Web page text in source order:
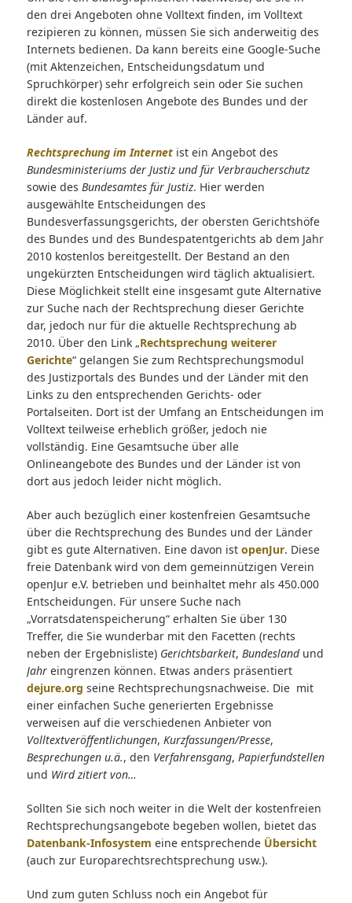
den drei Angeboten ohne Volltext finden, im Volltext
rezipieren zu können, müssen Sie sich anderweitig des
Internets bedienen. Da kann bereits eine Google-Suche
(mit Aktenzeichen, Entscheidungsdatum und
Spruchkörper) sehr erfolgreich sein oder Sie suchen
direkt die kostenlosen Angebote des Bundes und der
Länder auf.
Rechtsprechung im Internetist ein Angebot des
Bundesministeriums der Justiz und für Verbraucherschutz
sowie des Bundesamtes für Justiz. Hier werden
ausgewählte Entscheidungen des
Bundesverfassungsgerichts, der obersten Gerichtshöfe
des Bundes und des Bundespatentgerichts ab dem Jahr
2010 kostenlos bereitgestellt. Der Bestand an den
ungekürzten Entscheidungen wird täglich aktualisiert.
Diese Möglichkeit stellt eine insgesamt gute Alternative
zur Suche nach der Rechtsprechung dieser Gerichte
dar, jedoch nur für die aktuelle Rechtsprechung ab
2010. Über den Link „Rechtsprechung weiterer
Gerichte“ gelangen Sie zum Rechtsprechungsmodul
des Justizportals des Bundes und der Länder mit den
Links zu den entsprechenden Gerichts- oder
Portalseiten. Dort ist der Umfang an Entscheidungen im
Volltext teilweise erheblich größer, jedoch nie
vollständig. Eine Gesamtsuche über alle
Onlineangebote des Bundes und der Länder ist von
dort aus jedoch leider nicht möglich.
Aber auch bezüglich einer kostenfreien Gesamtsuche
über die Rechtsprechung des Bundes und der Länder
gibt es gute Alternativen. Eine davon ist openJur. Diese
freie Datenbank wird von dem gemeinnützigen Verein
openJur e.V. betrieben und beinhaltet mehr als 450.000
Entscheidungen. Für unsere Suche nach
„Vorratsdatenspeicherung“ erhalten Sie über 130
Treffer, die Sie wunderbar mit den Facetten (rechts
neben der Ergebnisliste) Gerichtsbarkeit, Bundeslandund
Jahreingrenzen können. Etwas anders präsentiert
dejure.org seine Rechtsprechungsnachweise. Die mit
einer einfachen Suche generierten Ergebnisse
verweisen auf die verschiedenen Anbieter von
Volltextveröffentlichungen, Kurzfassungen/Presse,
Besprechungen u.ä., den Verfahrensgang, Papierfundstellen
und Wird zitiert von…
Sollten Sie sich noch weiter in die Welt der kostenfreien
Rechtsprechungsangebote begeben wollen, bietet das
Datenbank-Infosystem eine entsprechende Übersicht
(auch zur Europarechtsrechtsprechung usw.).
Und zum guten Schluss noch ein Angebot für